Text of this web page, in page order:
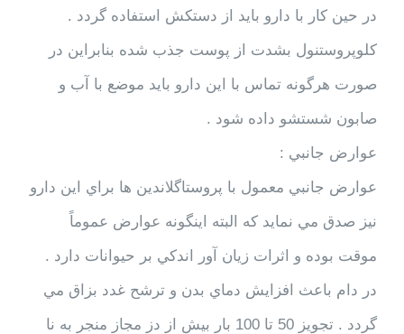
در حين كار با دارو بايد از دستكش استفاده گردد .
كلوپروستنول بشدت از پوست جذب شده بنابراين در
صورت هرگونه تماس با اين دارو بايد موضع با آب و
صابون شستشو داده شود .
عوارض جانبي :
عوارض جانبي معمول با پروستاگلاندين ها براي اين دارو
نيز صدق مي نمايد كه البته اينگونه عوارض عموماً
موقت بوده و اثرات زيان آور اندكي بر حيوانات دارد .
در دام باعث افزايش دماي بدن و ترشح غدد بزاق مي
گردد . تجويز 50 تا 100 بار بيش از دز مجاز منجر به نا